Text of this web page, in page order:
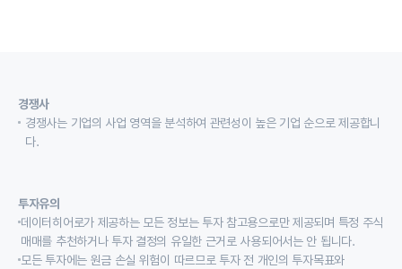
경쟁사
경쟁사는 기업의 사업 영역을 분석하여 관련성이 높은 기업 순으로 제공합니
다.
투자유의
데이터히어로가 제공하는 모든 정보는 투자 참고용으로만 제공되며 특정 주식
매매를 추천하거나 투자 결정의 유일한 근거로 사용되어서는 안 됩니다.
모든 투자에는 원금 손실 위험이 따르므로 투자 전 개인의 투자목표와